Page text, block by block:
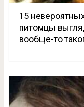
15
питомцы
вообще-то